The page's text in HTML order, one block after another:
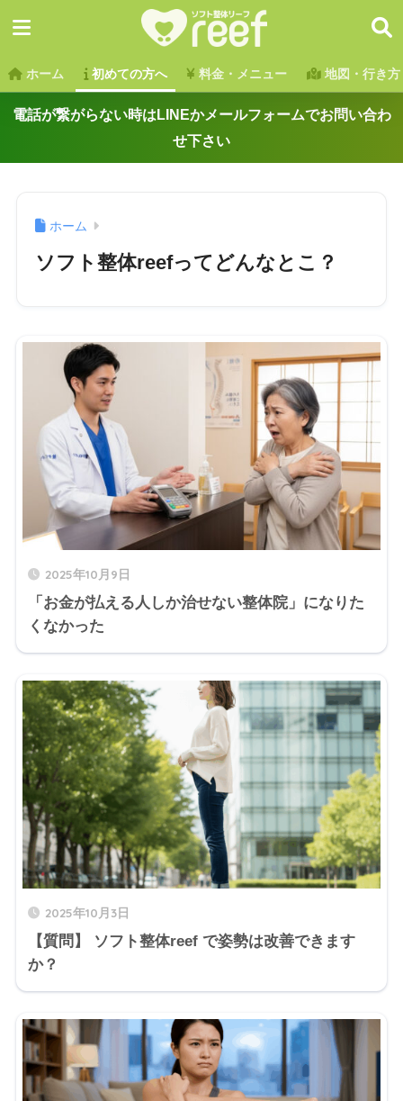
ホーム 初めての方へ 料金・メニュー 地図・行き方
電話が繋がらない時はLINEかメールフォームでお問い合わ
せ下さい
ホーム
ソフト整体reefってどんなとこ？
2025年10月9日
「お金が払える人しか治せない整体院」になりた
くなかった
2025年10月3日
【質問】 ソフト整体reef で姿勢は改善できます
か？